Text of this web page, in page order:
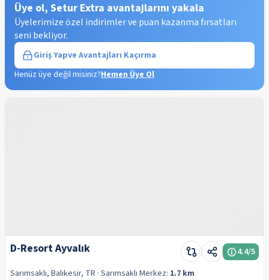
Üye ol, Setur Extra avantajlarını yakala
Üyelerimize özel indirimler ve puan kazanma fırsatları
seni bekliyor.
Giriş Yapve Avantajları Kaçırma
Henüz üye değil misiniz?Hemen Üye Ol
D-Resort Ayvalık 4.4/5
Sarımsaklı, Balıkesir, TR · Sarımsaklı Merkez: 1.7 km